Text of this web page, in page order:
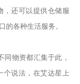
，还可以提供仓储服
的各种生活服务。
同物资都汇集于此，
个说法，在艾达星上